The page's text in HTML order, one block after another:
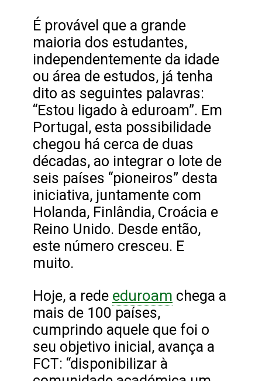
É provável que a grande
maioria dos estudantes,
independentemente da idade
ou área de estudos, já tenha
dito as seguintes palavras:
“Estou ligado à eduroam”. Em
Portugal, esta possibilidade
chegou há cerca de duas
décadas, ao integrar o lote de
seis países “pioneiros” desta
iniciativa, juntamente com
Holanda, Finlândia, Croácia e
Reino Unido. Desde então,
este número cresceu. E
muito.
Hoje, a rede eduroam chega a
mais de 100 países,
cumprindo aquele que foi o
seu objetivo inicial, avança a
FCT: “disponibilizar à